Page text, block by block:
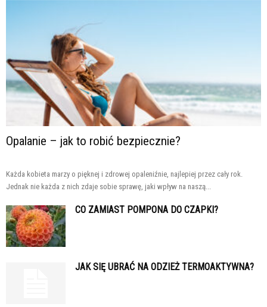
Opalanie – jak to robić bezpiecznie?
Każda kobieta marzy o pięknej i zdrowej opaleniźnie, najlepiej przez cały rok.
Jednak nie każda z nich zdaje sobie sprawę, jaki wpływ na naszą...
CO ZAMIAST POMPONA DO CZAPKI?
JAK SIĘ UBRAĆ NA ODZIEŻ TERMOAKTYWNA?